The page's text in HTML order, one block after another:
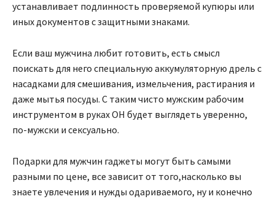
устанавливает подлинность проверяемой купюры или
иных документов с защитными знаками.
Если ваш мужчина любит готовить, есть смысл
поискать для него специальную аккумуляторную дрель с
насадками для смешивания, измельчения, растирания и
даже мытья посуды. С таким чисто мужским рабочим
инструментом в руках ОН будет выглядеть уверенно,
по-мужски и сексуально.
Подарки для мужчин гаджеты могут быть самыми
разными по цене, все зависит от того,насколько вы
знаете увлечения и нужды одариваемого, ну и конечно